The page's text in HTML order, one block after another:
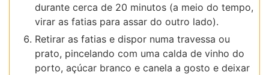
durante cerca de 20 minutos (a meio do tempo,
virar as fatias para assar do outro lado).
Retirar as fatias e dispor numa travessa ou
prato, pincelando com uma calda de vinho do
porto, açúcar branco e canela a gosto e deixar